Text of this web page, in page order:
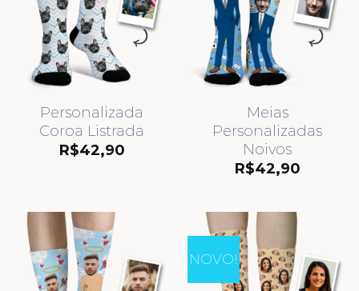
Personalizada
Coroa Listrada
R$42,90
Meias
Personalizadas
Noivos
R$42,90
NOVO!